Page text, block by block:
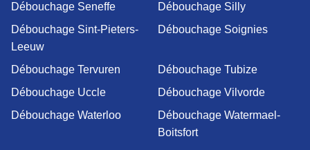
Débouchage Seneffe
Débouchage Silly
Débouchage Sint-Pieters-
Leeuw
Débouchage Soignies
Débouchage Tervuren
Débouchage Tubize
Débouchage Uccle
Débouchage Vilvorde
Débouchage Waterloo
Débouchage Watermael-
Boitsfort